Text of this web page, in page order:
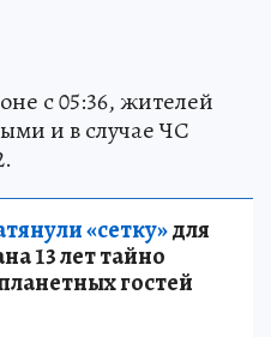
с 05:36, жителей
и в случае ЧС
«сетку»для
13 лет тайно
гостей